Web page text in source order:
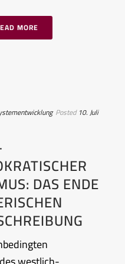
MORE
Posted 10. Juli
DAS ENDE